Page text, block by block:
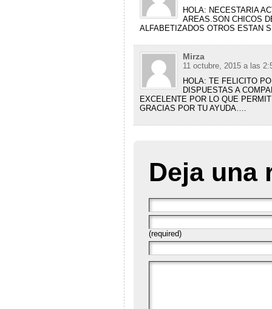
HOLA: NECESTARIA
AREAS.SON CHICOS
ALFABETIZADOS OTROS ESTAN
Mirza
11 octubre, 2015 a las
HOLA: TE FELICITO
DISPUESTAS A
EXCELENTE POR LO QUE
GRACIAS POR TU AYUDA….
Deja una
(required)